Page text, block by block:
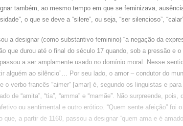
também, ao mesmo tempo em que se feminizava,
o que se deve a “silere”, ou seja, “ser silencioso”,
a designar (como substantivo feminino) “a negação da
que durou até o final do século 17 quando, sob a pressão e
a ser amplamente usado no domínio moral. Nesse
alguém ao silêncio”… Por seu lado, o amor – condutor do
o verbo francês “aimer” [amar] é, segundo os linguistas e
de “amita”, “tia”, “amma” e “mamãe”. Não surpreende, pois,
ou sentimental e outro erótico. “Quem sente afeição” foi
que, a partir de 1160, passou a designar “quem ama e é